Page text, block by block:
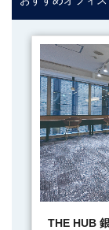
THE HUB